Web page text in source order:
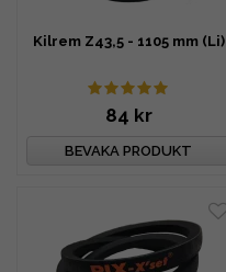
Kilrem Z43,5 - 1105 mm (Li)
84 kr
BEVAKA PRODUKT